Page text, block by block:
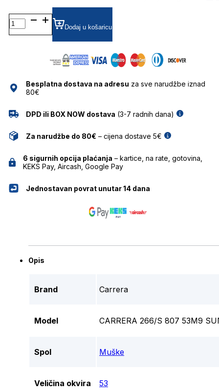
CARRERA266/S SUNČANE
NAOČALE
CARRERA
Dodaj u košaricu
Besplatna dostava na adresu za sve narudžbe iznad
80€
DPD ili BOX NOW dostava (3-7 radnih dana)
Za narudžbe do 80€ – cijena dostave 5€
6 sigurnih opcija plaćanja – kartice, na rate, gotovina,
KEKS Pay, Aircash, Google Pay
Jednostavan povrat unutar 14 dana
Opis
Brand Carrera
Model CARRERA 266/S 807 53M9
Spol Muške
Veličina okvira 53